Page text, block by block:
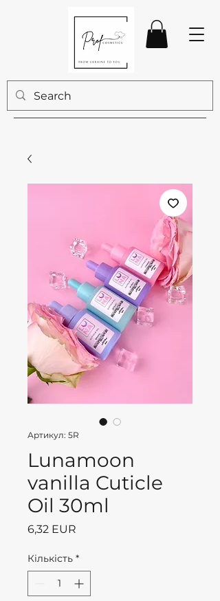
Артикул: 5R
Lunamoon
vanilla Cuticle
Oil 30ml
6,32 EUR
Кількість *